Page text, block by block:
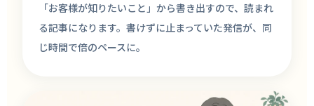
「お客様が知りたいこと」から書き出すので、読まれ
る記事になります。書けずに止まっていた発信が、同
じ時間で倍のペースに。